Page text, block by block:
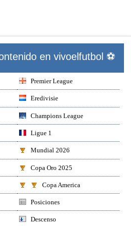
en vivoelfutbol ⚽
Premier League
Eredivisie
Champions League
Ligue 1
Mundial 2026
Copa Oro 2025
Copa America
Posiciones
Descenso